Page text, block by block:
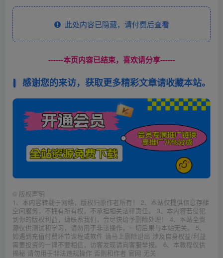
此处内容已隐藏，请付费后查看
------本页内容已结束，喜欢请分享------
感谢您的来访，获取更多精彩文章请收藏本站。
© 版权声明
1、本内容转载于网络，版权归原作者所有！ 2、本站仅提供信息存储
空间服务，不拥有所有权，不承担相关法律责任。 3、本内容若侵犯
到你的版权利益，请联系我们，会尽快给予删除处理！ 4、本站全资
源仅供测试和学习，请勿用于非法操作，一切后果与本站无关。 5、
如遇到充值付费环节课程或软件 请马上删除退出 涉及自身权益/利益
需要投资的一律不要相信，访客发现请向客服举报。 6、本教程仅供
揭秘 请勿用于非法违规操作 否则和作者 官网 无关